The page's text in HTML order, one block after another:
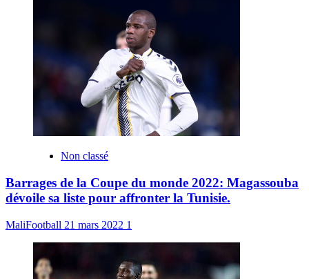
Non classé
Barrages de la Coupe du monde 2022: Magassouba
dévoile sa liste pour affronter la Tunisie.
MaliFootball 21 mars 2022 1